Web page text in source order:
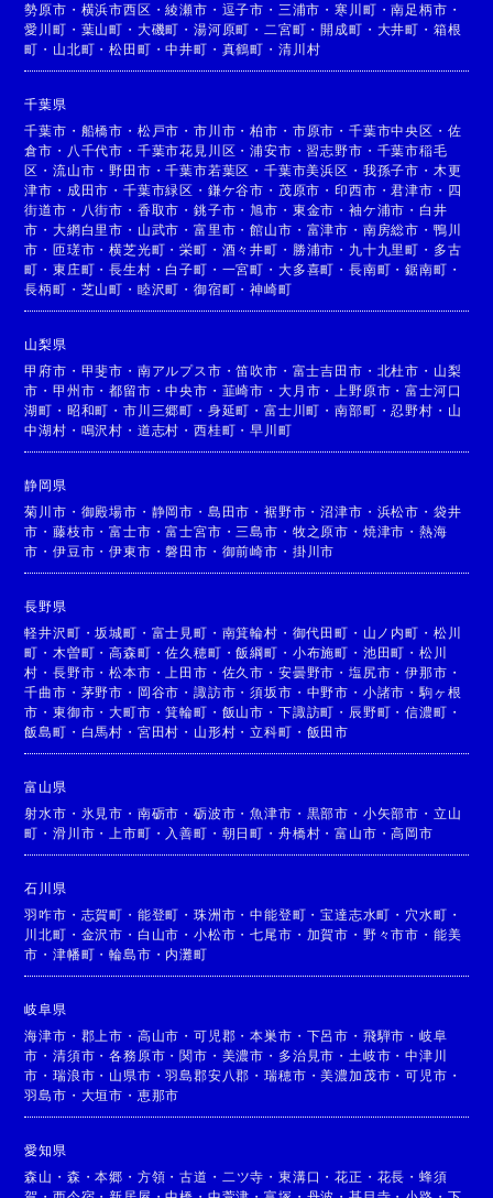
勢原市 ・ 横浜市西区 ・綾瀬市 ・ 逗子市 ・ 三浦市 ・寒川町 ・南足柄市 ・
愛川町 ・ 葉山町 ・ 大磯町 ・湯河原町 ・ 二宮町 ・開成町 ・ 大井町 ・ 箱根
町 ・ 山北町 ・松田町 ・中井町 ・ 真鶴町 ・ 清川村
千葉県
千葉市 ・ 船橋市 ・ 松戸市 ・市川市 ・柏市 ・ 市原市 ・ 千葉市中央区 ・ 佐
倉市 ・ 八千代市 ・ 千葉市花見川区 ・浦安市 ・習志野市 ・ 千葉市稲毛
区 ・流山市 ・野田市 ・千葉市若葉区 ・千葉市美浜区 ・ 我孫子市 ・ 木更
津市 ・ 成田市 ・千葉市緑区 ・ 鎌ケ谷市 ・ 茂原市 ・印西市 ・君津市 ・ 四
街道市 ・ 八街市 ・ 香取市 ・銚子市 ・旭市 ・ 東金市 ・ 袖ケ浦市 ・ 白井
市 ・大網白里市 ・ 山武市 ・富里市 ・館山市 ・ 富津市 ・ 南房総市 ・ 鴨川
市 ・匝瑳市 ・横芝光町 ・栄町 ・ 酒々井町 ・ 勝浦市 ・ 九十九里町 ・ 多古
町 ・東庄町 ・長生村 ・ 白子町 ・ 一宮町 ・ 大多喜町 ・ 長南町 ・鋸南町 ・
長柄町 ・ 芝山町 ・ 睦沢町 ・御宿町 ・神崎町
山梨県
甲府市 ・ 甲斐市 ・ 南アルプス市 ・笛吹市 ・ 富士吉田市 ・ 北杜市 ・ 山梨
市 ・甲州市 ・都留市 ・中央市 ・ 韮崎市 ・ 大月市 ・ 上野原市 ・富士河口
湖町 ・ 昭和町 ・市川三郷町 ・ 身延町 ・富士川町 ・南部町 ・忍野村 ・ 山
中湖村 ・ 鳴沢村 ・ 道志村 ・西桂町 ・早川町
静岡県
菊川市 ・ 御殿場市 ・ 静岡市 ・ 島田市 ・裾野市 ・沼津市 ・ 浜松市 ・ 袋井
市 ・藤枝市 ・富士市 ・富士宮市 ・ 三島市 ・ 牧之原市 ・ 焼津市 ・ 熱海
市 ・伊豆市 ・伊東市 ・磐田市 ・ 御前崎市 ・ 掛川市
長野県
軽井沢町 ・坂城町 ・ 富士見町 ・ 南箕輪村 ・ 御代田町 ・ 山ノ内町 ・ 松川
町 ・ 木曽町 ・高森町 ・佐久穂町 ・飯綱町 ・ 小布施町 ・ 池田町 ・ 松川
村 ・長野市 ・松本市 ・ 上田市 ・ 佐久市 ・ 安曇野市 ・ 塩尻市 ・伊那市 ・
千曲市 ・ 茅野市 ・ 岡谷市 ・諏訪市 ・須坂市 ・ 中野市 ・ 小諸市 ・ 駒ヶ根
市 ・東御市 ・大町市 ・箕輪町 ・ 飯山市 ・ 下諏訪町 ・ 辰野町 ・信濃町 ・
飯島町 ・ 白馬村 ・ 宮田村 ・ 山形村 ・立科町 ・ 飯田市
富山県
射水市 ・ 氷見市 ・ 南砺市 ・砺波市 ・魚津市 ・ 黒部市 ・ 小矢部市 ・ 立山
町 ・滑川市 ・ 上市町 ・ 入善町 ・ 朝日町 ・ 舟橋村 ・富山市 ・高岡市
石川県
羽咋市 ・ 志賀町 ・ 能登町 ・珠洲市 ・中能登町 ・宝達志水町 ・ 穴水町 ・
川北町 ・ 金沢市 ・ 白山市 ・小松市 ・七尾市 ・ 加賀市 ・ 野々市市 ・ 能美
市 ・津幡町 ・輪島市 ・ 内灘町
岐阜県
海津市 ・ 郡上市 ・ 高山市 ・可児郡 ・本巣市 ・ 下呂市 ・ 飛騨市 ・ 岐阜
市 ・清須市 ・各務原市 ・関市 ・ 美濃市 ・ 多治見市 ・ 土岐市 ・中津川
市 ・瑞浪市 ・ 山県市 ・羽島郡安八郡 ・瑞穂市 ・美濃加茂市 ・可児市 ・
羽島市 ・ 大垣市 ・ 恵那市
愛知県
森山 ・ 森 ・本郷 ・ 方領 ・古道 ・ 二ツ寺 ・ 東溝口 ・花正 ・ 花長 ・ 蜂須